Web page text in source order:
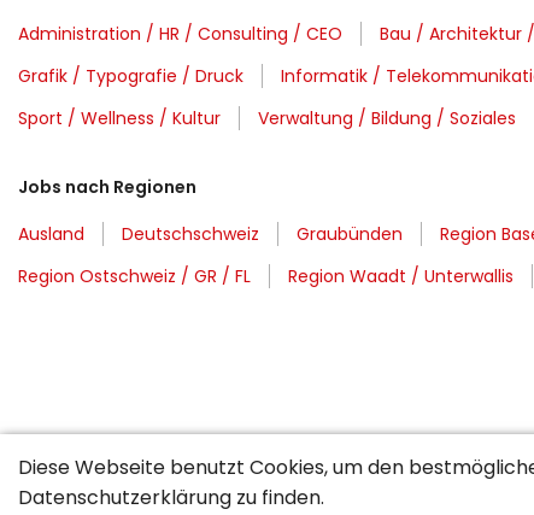
Administration / HR / Consulting / CEO
Bau / Architektur
Grafik / Typografie / Druck
Informatik /
Sport / Wellness / Kultur
Verwaltung / Bildung / Soziales
Jobs nach Regionen
Ausland
Deutschschweiz Graubünden Region
Region Ostschweiz / GR / FL
Region Waadt / Unterwallis
Diese Webseite benutzt Cookies, um den
Datenschutzerklärung zu finden.